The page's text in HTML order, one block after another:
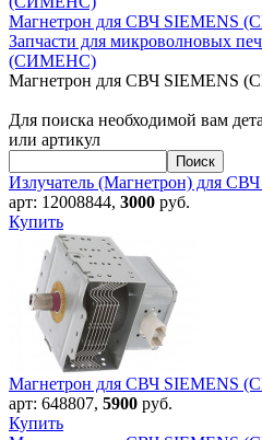
Магнетрон для СВЧ SIEMENS
Запчасти для микроволновых
(СИМЕНС)
Магнетрон для СВЧ SIEMENS
Для поиска необходимой вам
или артикул
Излучатель (Магнетрон) для
арт: 12008844, 3000 руб.
Купить
Магнетрон для СВЧ SIEMENS
арт: 648807, 5900 руб.
Купить